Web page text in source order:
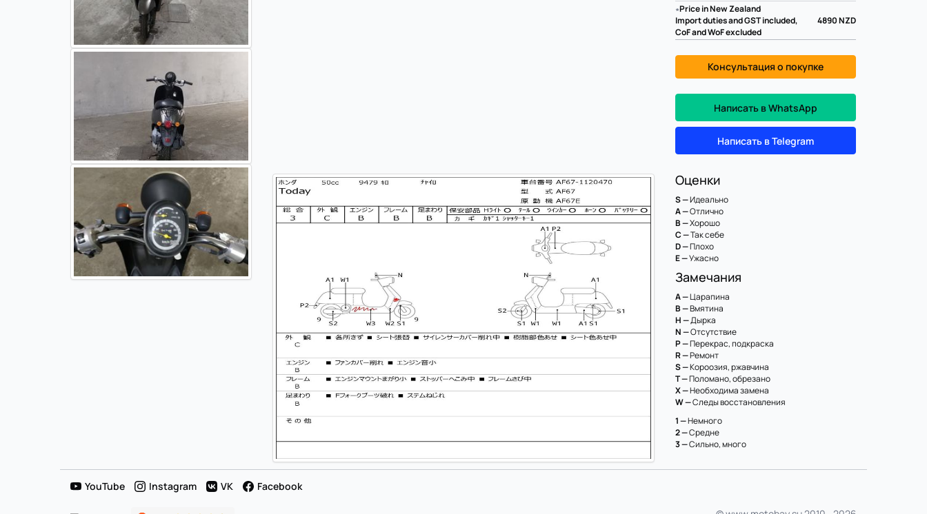
∗Price in New Zealand
Import duties and GST included,
CoF and WoF excluded
4890NZD
Консультация о покупке
Написать в WhatsApp
Написать в Telegram
Оценки
S —Идеально
A —Отлично
B —Хорошо
C —Так себе
D —Плохо
E —Ужасно
Замечания
A —Царапина
B —Вмятина
H —Дырка
N —Отсутствие
P —Перекрас, подкраска
R —Ремонт
S —Короозия, ржавчина
T —Поломано, обрезано
X —Необходима замена
W —Следы восстановления
1 —Немного
2 —Средне
3 —Сильно, много
YouTube Instagram VK Facebook